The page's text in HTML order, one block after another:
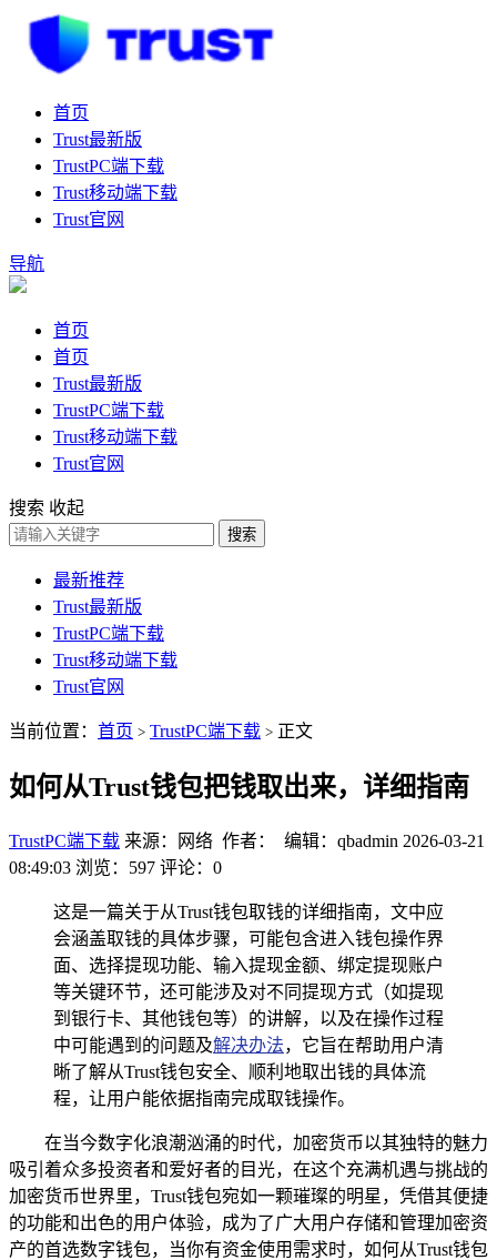
首页
Trust最新版
TrustPC端下载
Trust移动端下载
Trust官网
导航
首页
首页
Trust最新版
TrustPC端下载
Trust移动端下载
Trust官网
搜索 收起
搜索
最新推荐
Trust最新版
TrustPC端下载
Trust移动端下载
Trust官网
当前位置： 首页 > TrustPC端下载 > 正文
如何从Trust钱包把钱取出来，详细指南
TrustPC端下载 来源：网络 作者： 编辑：qbadmin 2026-03-21
08:49:03 浏览：597 评论：0
这是一篇关于从Trust钱包取钱的详细指南，文中应
会涵盖取钱的具体步骤，可能包含进入钱包操作界
面、选择提现功能、输入提现金额、绑定提现账户
等关键环节，还可能涉及对不同提现方式（如提现
到银行卡、其他钱包等）的讲解，以及在操作过程
中可能遇到的问题及解决办法，它旨在帮助用户清
晰了解从Trust钱包安全、顺利地取出钱的具体流
程，让用户能依据指南完成取钱操作。
在当今数字化浪潮汹涌的时代，加密货币以其独特的魅力
吸引着众多投资者和爱好者的目光，在这个充满机遇与挑战的
加密货币世界里，Trust钱包宛如一颗璀璨的明星，凭借其便捷
的功能和出色的用户体验，成为了广大用户存储和管理加密资
产的首选数字钱包，当你有资金使用需求时，如何从Trust钱包